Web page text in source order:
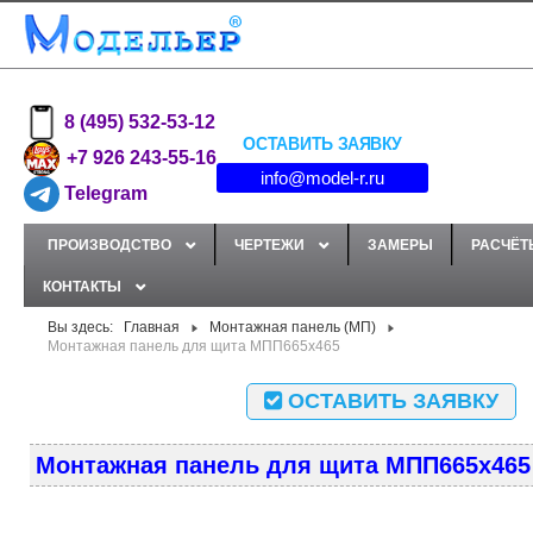
8 (495) 532-53-12
+7 926 243-55-16
Telegram
ОСТАВИТЬ ЗАЯВКУ
info@model-r.ru
ПРОИЗВОДСТВО ЧЕРТЕЖИ ЗАМЕРЫ
КОНТАКТЫ
Вы здесь: Главная
Монтажная панель (МП)
Монтажная панель для щита МПП665x465
ОСТАВИТЬ ЗАЯВКУ
Монтажная панель для щита МПП665x465